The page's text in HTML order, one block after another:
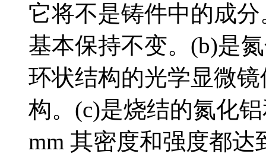
它将不是铸件中的成
基本保持不变。(b)是
环状结构的光学显微
构。(c)是烧结的氮化
mm 其密度和强度都